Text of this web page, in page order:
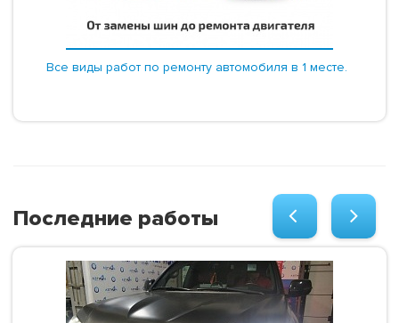
Все виды работ по ремонту автомобиля в 1 месте.
Последние работы